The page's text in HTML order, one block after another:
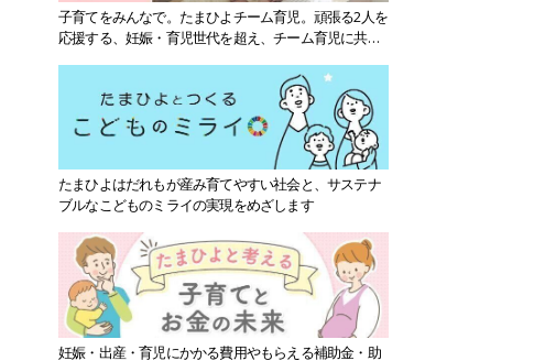
子育てをみんなで。たまひよチーム育児。頑張る2人を
応援する、妊娠・育児世代を超え、チーム育児に共感
たまひよはだれもが産み育てやすい社会と、サステナ
ブルなこどものミライの実現をめざします
妊娠・出産・育児にかかる費用やもらえる補助金・助